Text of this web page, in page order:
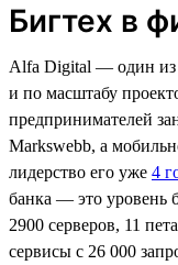
Бигтех в
Alfa Digital — один из
и по масштабу
предпринимателей
Markswebb, а
лидерство его уже 4
банка — это уровень
2900 серверов, 11
сервисы с 26 000